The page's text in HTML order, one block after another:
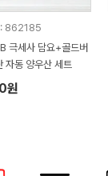
: 862185
극세사 담요+골드버
자동 양우산 세트
원